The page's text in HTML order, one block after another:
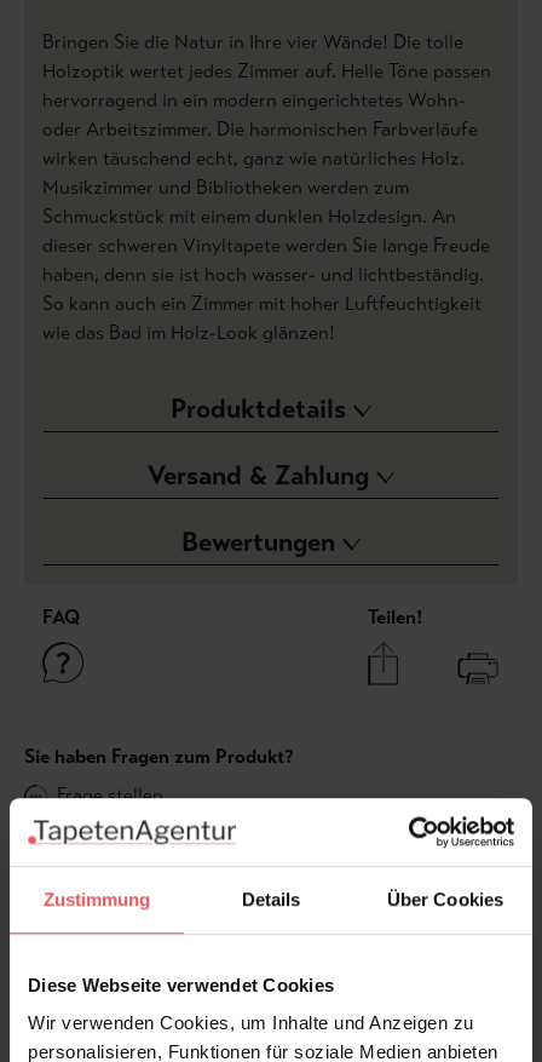
Zustimmung Details Über Cookies
Diese Webseite verwendet Cookies
Wir verwenden Cookies, um Inhalte und Anzeigen zu
personalisieren, Funktionen für soziale Medien anbieten
Bringen Sie die Natur in Ihre vier Wände! Die tolle
Holzoptik wertet jedes Zimmer auf. Helle Töne passen
hervorragend in ein modern eingerichtetes Wohn-
oder Arbeitszimmer. Die harmonischen Farbverläufe
wirken täuschend echt, ganz wie natürliches Holz.
Musikzimmer und Bibliotheken werden zum
Schmuckstück mit einem dunklen Holzdesign. An
dieser schweren Vinyltapete werden Sie lange Freude
haben, denn sie ist hoch wasser- und lichtbeständig.
So kann auch ein Zimmer mit hoher Luftfeuchtigkeit
wie das Bad im Holz-Look glänzen!
Produktdetails
Versand & Zahlung
Bewertungen
FAQ Teilen!
Sie haben Fragen zum Produkt?
Frage stellen
+49 (0)221 932 81 82